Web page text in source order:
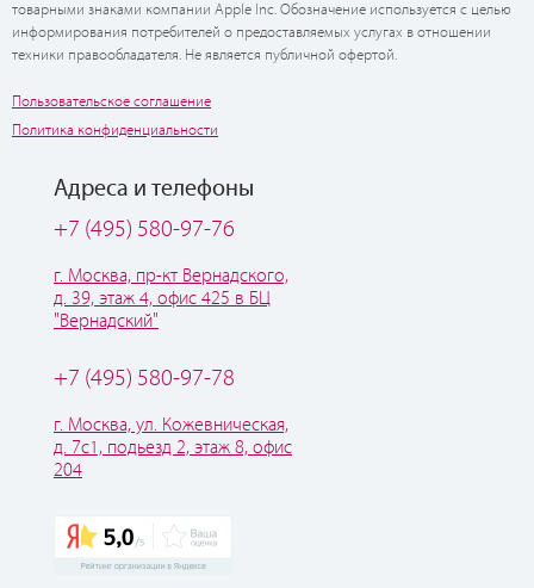
товарными знаками компании Apple Inc. Обозначение используется с целью
информирования потребителей о предоставляемых услугах в отношении
техники правообладателя. Не является публичной офертой.
Пользовательское соглашение
Политика конфиденциальности
Адреса и телефоны
+7 (495) 580-97-76
г. Москва, пр-кт Вернадского,
д. 39, этаж 4, офис 425 в БЦ
"Вернадский"
+7 (495) 580-97-78
г. Москва, ул. Кожевническая,
д. 7с1, подьезд 2, этаж 8, офис
204